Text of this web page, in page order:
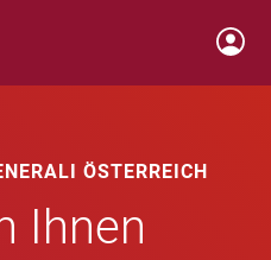
ÖSTERREICH
Ihnen